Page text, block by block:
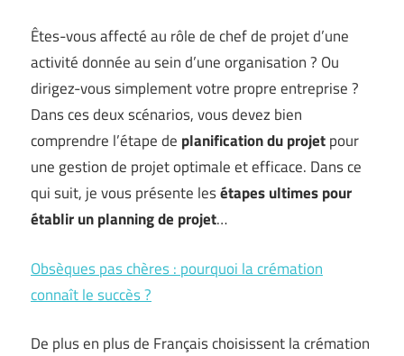
Êtes-vous affecté au rôle de chef de projet d’une
activité donnée au sein d’une organisation ? Ou
dirigez-vous simplement votre propre entreprise ?
Dans ces deux scénarios, vous devez bien
comprendre l’étape de planification du projetpour
une gestion de projet optimale et efficace. Dans ce
qui suit, je vous présente lesétapes ultimes pour
établir un planning de projet…
Obsèques pas chères : pourquoi la crémation
connaît le succès ?
De plus en plus de Français choisissent la crémation